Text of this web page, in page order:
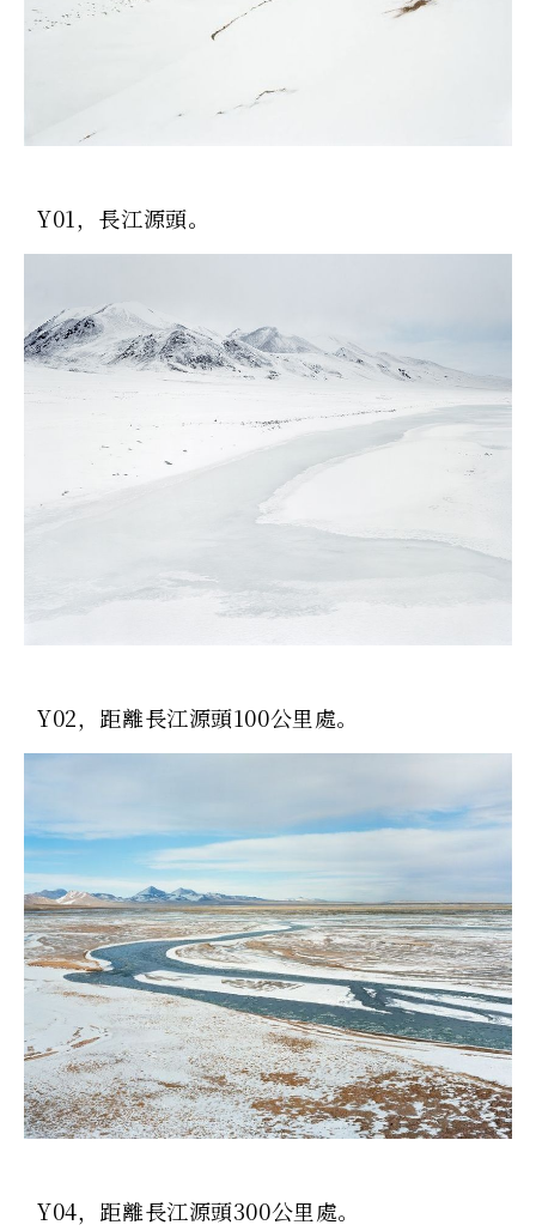
Y01，長江源頭。
Y02，距離長江源頭100公里處。
Y04，距離長江源頭300公里處。